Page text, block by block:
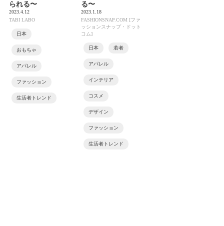
られる〜
2023.4.12
TABI LABO
日本
おもちゃ
アパレル
ファッション
生活者トレンド
る〜
2023.1.18
FASHIONSNAP.COM [ファ
ッションスナップ・ドット
コム]
日本 若者
アパレル
インテリア
コスメ
デザイン
ファッション
生活者トレンド